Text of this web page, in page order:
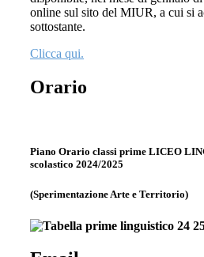
online sul sito del MIUR, a cui si
sottostante.
Clicca qui.
Orario
Piano Orario classi prime LICEO
scolastico 2024/2025
(Sperimentazione Arte e Territorio)